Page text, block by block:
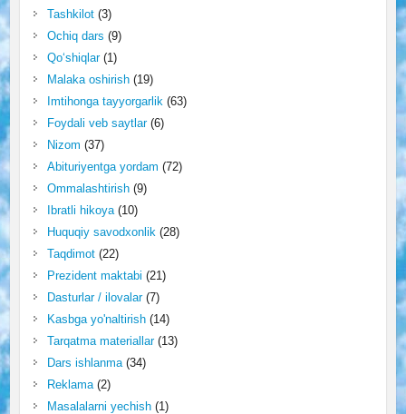
Tashkilot(3)
Ochiq dars (9)
Qo‘shiqlar(1)
Malaka oshirish(19)
Imtihonga tayyorgarlik (63)
Foydali veb saytlar(6)
Nizom (37)
Abituriyentga yordam (72)
Ommalashtirish(9)
Ibratli hikoya(10)
Huquqiy savodxonlik (28)
Taqdimot(22)
Prezident maktabi (21)
Dasturlar / ilovalar(7)
Kasbga yo'naltirish(14)
Tarqatma materiallar(13)
Dars ishlanma(34)
Reklama(2)
Masalalarni yechish(1)